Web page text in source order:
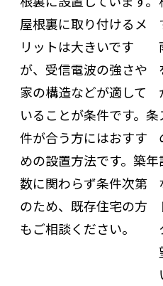
屋根裏に取り付けるメ
リットは大きいです
が、受信電波の強さや
家の構造などが適して
いることが条件です。条
件が合う方にはおすす
めの設置方法です。築年
数に関わらず条件次第
のため、既存住宅の方
もご相談ください。